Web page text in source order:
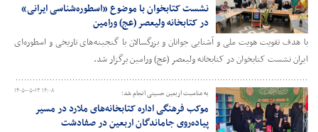
نشست کتابخوان با موضوع «اسطوره‌شناسی ایرانی»
در کتابخانه ولیعصر (عج) ورامین
با هدف تقویت هویت ملی و آشنایی جوانان و بزرگسالان با گنجینه‌های تاریخی و اسطوره‌ای
ایران نشست کتابخوان در کتابخانه ولیعصر (عج) ورامین برگزار شد.
۱۴۰۵-۰۵-۱۳ ۱۶:۰۸ به مناسبت اربعین حسینی انجام شد؛
موکب فرهنگی اداره کتابخانه‌های ملارد در مسیر
پیاده‌روی جاماندگان اربعین در صفادشت